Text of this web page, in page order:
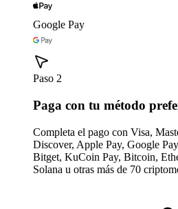
Google Pay
Paso 2
Paga con tu método
Completa el pago con Visa,
Discover, Apple Pay, Google
Bitget, KuCoin Pay, Bitcoin,
Solana u otras más de 70